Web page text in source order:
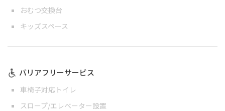
おむつ交換台
キッズスペース
バリアフリーサービス
車椅子対応トイレ
スロープ/エレベーター設置